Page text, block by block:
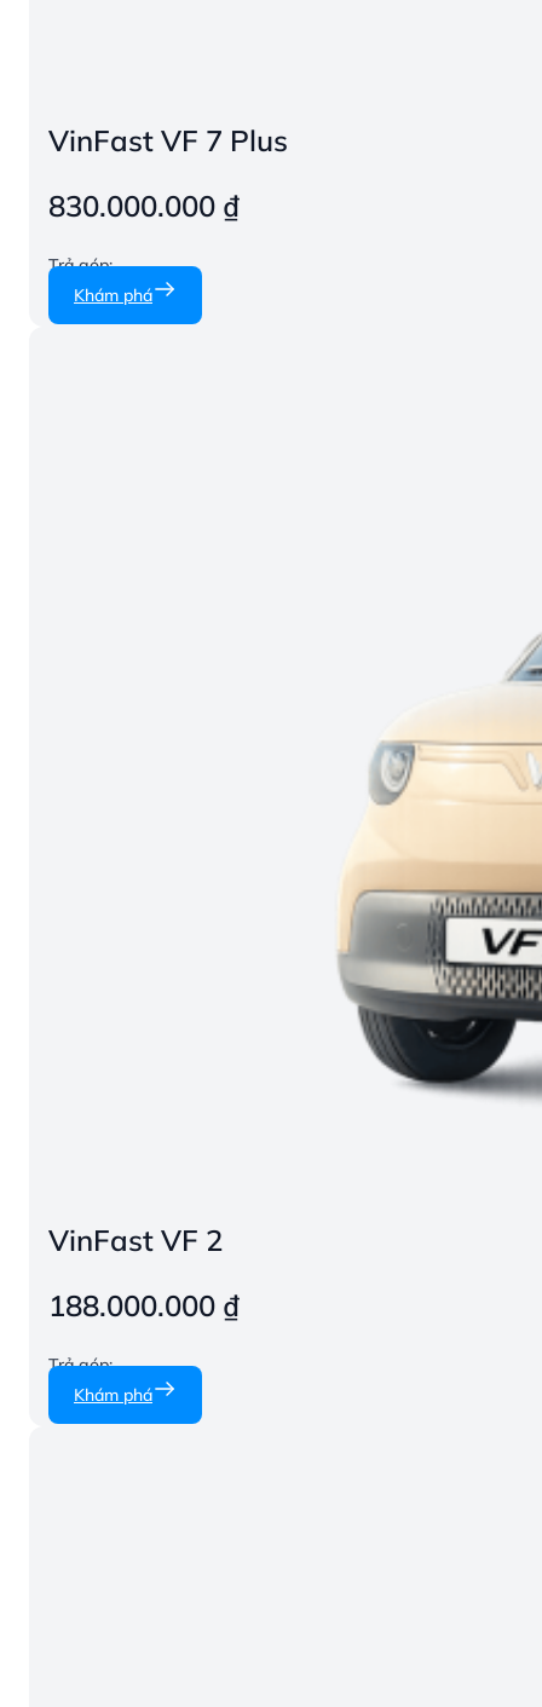
VinFast VF 7 Plus
830.000.000 ₫
Trả góp:
Khám phá
VinFast VF 2
188.000.000 ₫
Trả góp:
Khám phá